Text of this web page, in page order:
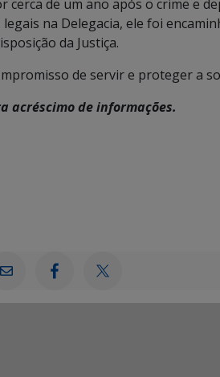
cerca de um ano após o crime e
na Delegacia, ele foi
da Justiça.
de servir e proteger a
acréscimo de informações.